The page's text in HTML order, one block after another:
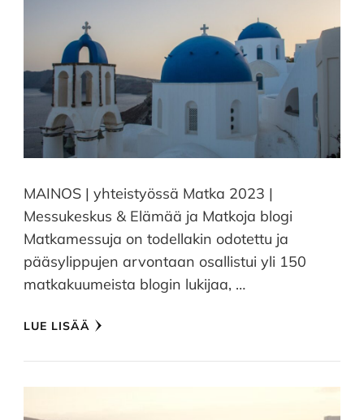
MAINOS | yhteistyössä Matka 2023 |
Messukeskus & Elämää ja Matkoja blogi
Matkamessuja on todellakin odotettu ja
pääsylippujen arvontaan osallistui yli 150
matkakuumeista blogin lukijaa, …
LUE LISÄÄ